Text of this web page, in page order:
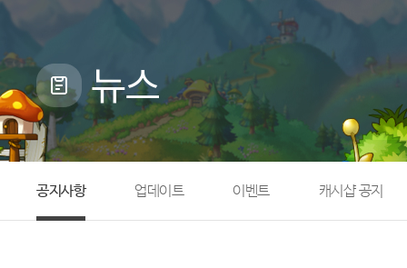
업데이트
캐시샵 공지
메이플 알림판
with maple
직업소개
확률형 아이템
NEXON NOW
뉴스
공지사항 업데이트 이벤트 캐시샵 공지